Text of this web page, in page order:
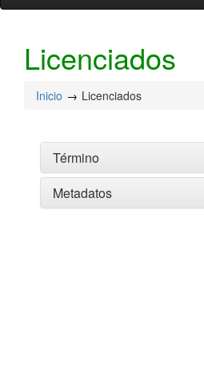
Licenciados
Inicio Licenciados
Término
Metadatos